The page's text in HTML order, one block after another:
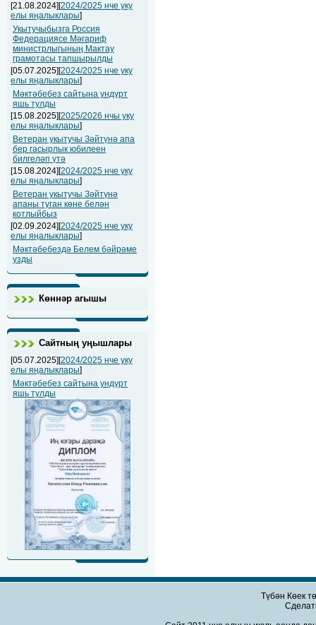
[21.08.2024][2024/2025 нче уку
елы яңалыклары]
Укытучыбызга Россия
Федерациясе Мәгариф
министрлыгының Мактау
грамотасы тапшырылды
[05.07.2025][2024/2025 нче уку
елы яңалыклары]
Мәктәбебез сайтына ундүрт
яшь тулды
[15.08.2025][2025/2026 нчы уку
елы яңалыклары]
Ветеран укытучы Зәйтүнә апа
бер гасырлык юбилеен
билгеләп үтә
[15.08.2024][2024/2025 нче уку
елы яңалыклары]
Ветеран укытучы Зәйтүнә
апаны туган көне белән
котлыйбыз
[02.09.2024][2024/2025 нче уку
елы яңалыклары]
Мәктәбебездә Белем бәйрәме
узды
Көннәр агышы
Сайтның уңышлары
[05.07.2025][2024/2025 нче уку
елы яңалыклары]
Мәктәбебез сайтына ундүрт
яшь тулды
Түбән Көек